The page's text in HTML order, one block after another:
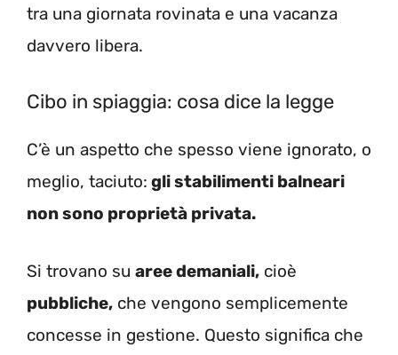
tra una giornata rovinata e una vacanza
davvero libera.
Cibo in spiaggia: cosa dice la legge
C’è un aspetto che spesso viene ignorato, o
meglio, taciuto: gli stabilimenti balneari
non sono proprietà privata.
Si trovano su aree demaniali, cioè
pubbliche, che vengono semplicemente
concesse in gestione. Questo significa che